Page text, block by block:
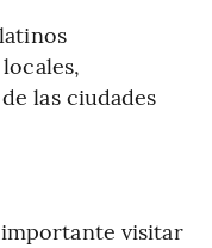
las ciudades
visitar